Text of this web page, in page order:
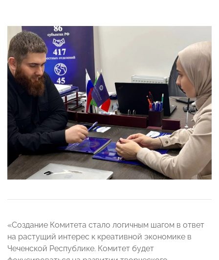
«Создание Комитета стало логичным шагом в ответ
на растущий интерес к креативной экономике в
Чеченской Республике. Комитет будет